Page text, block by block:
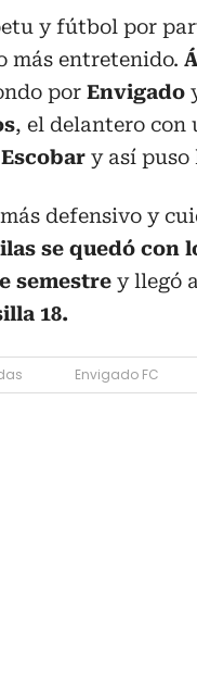
y fútbol por
más entretenido.
por Envigado
, el delantero con
y así puso
defensivo y
se quedó con
semestre y llegó
18.
Envigado FC